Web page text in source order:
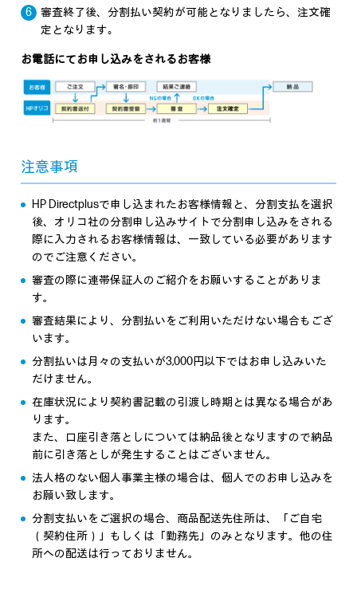
審査終了後、分割払い契約が可能となりましたら、注文確
定となります｡
お電話にてお申し込みをされるお客様
注意事項
HP Directplusで申し込まれたお客様情報と、分割支払を選択
後、オリコ社の分割申し込みサイトで分割申し込みをされる
際に入力されるお客様情報は、一致している必要があります
のでご注意ください。
審査の際に連帯保証人のご紹介をお願いすることがありま
す。
審査結果により、分割払いをご利用いただけない場合もござ
います。
分割払いは月々の支払いが3,000円以下ではお申し込みいた
だけません。
在庫状況により契約書記載の引渡し時期とは異なる場合があ
ります。
また、口座引き落としについては納品後となりますので納品
前に引き落としが発生することはございません。
法人格のない個人事業主様の場合は、個人でのお申し込みを
お願い致します。
分割支払いをご選択の場合、商品配送先住所は、「ご自宅
（契約住所）」もしくは「勤務先」のみとなります。他の住
所への配送は行っておりません。